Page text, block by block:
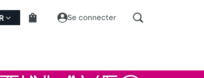
Se connecter